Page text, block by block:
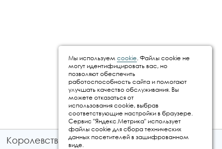
Королевство путешествий © 2026
Мы используем cookie. Файлы cookie не
могут идентифицировать вас, но
позволяют обеспечить
работоспособность сайта и помогают
улучшать качество обслуживания. Вы
можете отказаться от
использования cookie, выбрав
соответствующие настройки в браузере.
Сервис "Яндекс.Метрика" использует
файлы cookie для сбора технических
данных посетителей в зашифрованном
виде.